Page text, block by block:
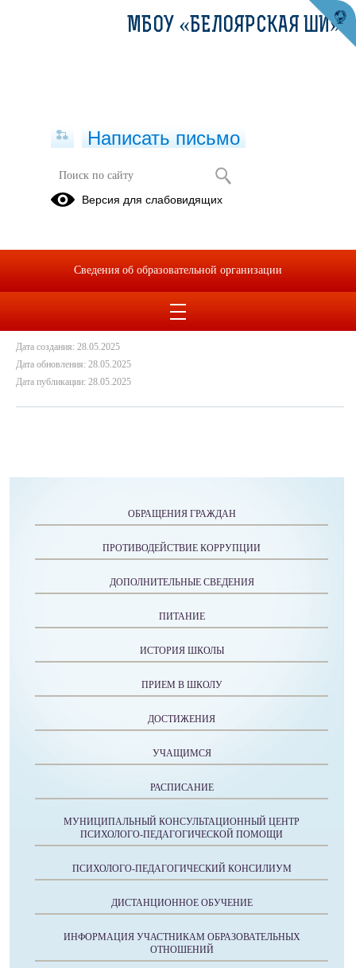
Для родителей в каникулы!
(скачать)(посмотреть)
Dlya_roditeley_v_kanikuly.pdf(скачать)
Дата создания: 28.05.2025
Дата обновления: 28.05.2025
Дата публикации: 28.05.2025
ОБРАЩЕНИЯ ГРАЖДАН
ПРОТИВОДЕЙСТВИЕ КОРРУПЦИИ
ДОПОЛНИТЕЛЬНЫЕ СВЕДЕНИЯ
ПИТАНИЕ
ИСТОРИЯ ШКОЛЫ
ПРИЕМ В ШКОЛУ
ДОСТИЖЕНИЯ
УЧАЩИМСЯ
РАСПИСАНИЕ
МУНИЦИПАЛЬНЫЙ КОНСУЛЬТАЦИОННЫЙ ЦЕНТР
ПСИХОЛОГО-ПЕДАГОГИЧЕСКОЙ ПОМОЩИ
ПСИХОЛОГО-ПЕДАГОГИЧЕСКИЙ КОНСИЛИУМ
ДИСТАНЦИОННОЕ ОБУЧЕНИЕ
ИНФОРМАЦИЯ УЧАСТНИКАМ ОБРАЗОВАТЕЛЬНЫХ
ОТНОШЕНИЙ
МБОУ «БЕЛОЯРСКАЯ ШИ»
Написать письмо
Версия для слабовидящих
Сведения об образовательной организации